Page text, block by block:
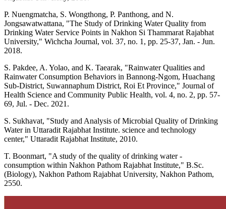
P. Nuengmatcha, S. Wongthong, P. Panthong, and N.
Jongsawatwattana, "The Study of Drinking Water Quality from
Drinking Water Service Points in Nakhon Si Thammarat Rajabhat
University," Wichcha Journal, vol. 37, no. 1, pp. 25-37, Jan. - Jun.
2018.
S. Pakdee, A. Yolao, and K. Taearak, "Rainwater Qualities and
Rainwater Consumption Behaviors in Bannong-Ngom, Huachang
Sub-District, Suwannaphum District, Roi Et Province," Journal of
Health Science and Community Public Health, vol. 4, no. 2, pp. 57-
69, Jul. - Dec. 2021.
S. Sukhavat, "Study and Analysis of Microbial Quality of Drinking
Water in Uttaradit Rajabhat Institute. science and technology
center," Uttaradit Rajabhat Institute, 2010.
T. Boonmart, "A study of the quality of drinking water -
consumption within Nakhon Pathom Rajabhat Institute," B.Sc.
(Biology), Nakhon Pathom Rajabhat University, Nakhon Pathom,
2550.